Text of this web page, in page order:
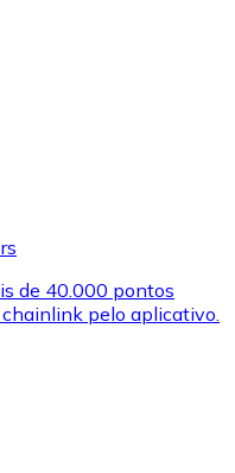
suas marcas favoritas
de 40.000 pontos
pelo aplicativo.